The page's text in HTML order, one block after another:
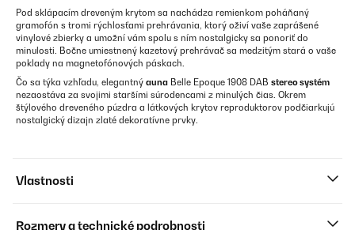
Pod sklápacím dreveným krytom sa nachádza remienkom poháňaný
gramofón s tromi rýchlosťami prehrávania, ktorý oživí vaše zaprášené
vinylové zbierky a umožní vám spolu s ním nostalgicky sa ponoriť do
minulosti. Bočne umiestnený kazetový prehrávač sa medzitým stará o vaše
poklady na magnetofónových páskach.
Čo sa týka vzhľadu, elegantný auna Belle Epoque 1908 DAB stereo systém
nezaostáva za svojimi staršími súrodencami z minulých čias. Okrem
štýlového dreveného púzdra a látkových krytov reproduktorov podčiarkujú
nostalgický dizajn zlaté dekoratívne prvky.
Vlastnosti
Rozmery a technické podrobnosti